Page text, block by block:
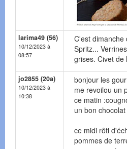
larima49 (56)
10/12/2023 à
08:57
C'est dimanche
Spritz...
grises. Civet
jo2855 (20a)
10/12/2023 à
10:38
bonjour les
me revoilou un
ce matin
un bon
ce midi rôti
pommes de